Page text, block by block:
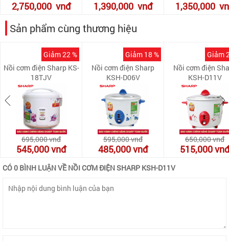
2,750,000 vnđ 1,390,000 vnđ 1,350,000
Sản phẩm cùng thương hiệu
Giảm 22 %
Nồi cơm điện Sharp KS-
18TJV
695,000vnđ
545,000vnđ
Giảm 18 %
Nồi cơm điện Sharp
KSH-D06V
595,000vnđ
485,000vnđ
Giảm
Nồi cơm điện
KSH-D11V
650,000vnđ
515,000
CÓ 0 BÌNH LUẬN VỀ NỒI CƠM ĐIỆN SHARP KSH-D11V